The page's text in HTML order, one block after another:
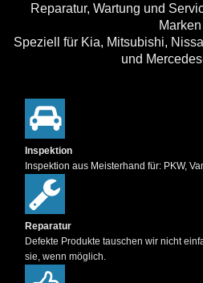
Reparatur, Wartung und
Marken
Speziell für Kia, Mitsubishi,
und
Inspektion
Inspektion aus Meisterhand für: PKW,
Reparatur
Defekte Produkte tauschen wir nicht
sie, wenn möglich.